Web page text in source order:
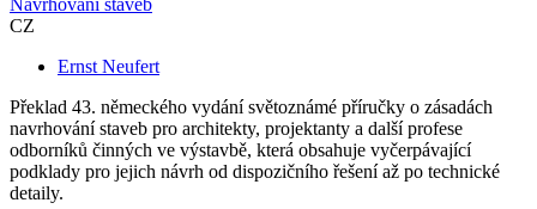
Navrhování staveb
CZ
Ernst Neufert
Překlad 43. německého vydání světoznámé příručky o zásadách
navrhování staveb pro architekty, projektanty a další profese
odborníků činných ve výstavbě, která obsahuje vyčerpávající
podklady pro jejich návrh od dispozičního řešení až po technické
detaily.